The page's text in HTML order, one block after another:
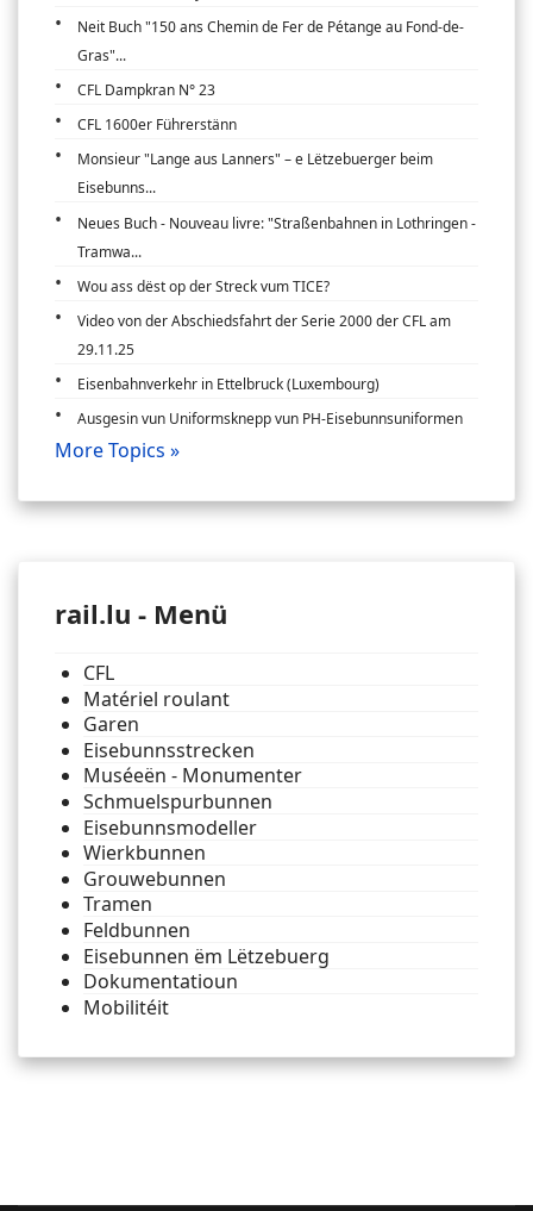
Neit Buch "150 ans Chemin de Fer de Pétange au Fond-de-
Gras"...
CFL Dampkran N° 23
CFL 1600er Führerstänn
Monsieur "Lange aus Lanners" – e Lëtzebuerger beim
Eisebunns...
Neues Buch - Nouveau livre: "Straßenbahnen in Lothringen -
Tramwa...
Wou ass dëst op der Streck vum TICE?
Video von der Abschiedsfahrt der Serie 2000 der CFL am
29.11.25
Eisenbahnverkehr in Ettelbruck (Luxembourg)
Ausgesin vun Uniformsknepp vun PH-Eisebunnsuniformen
More Topics »
rail.lu - Menü
CFL
Matériel roulant
Garen
Eisebunnsstrecken
Muséeën - Monumenter
Schmuelspurbunnen
Eisebunnsmodeller
Wierkbunnen
Grouwebunnen
Tramen
Feldbunnen
Eisebunnen ëm Lëtzebuerg
Dokumentatioun
Mobilitéit